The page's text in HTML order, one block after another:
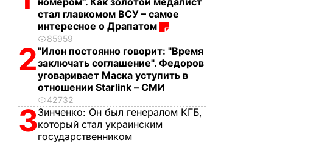
стал главкомом ВСУ – самое
интересное о Драпатом
85959
2"Илон постоянно говорит: "Время
заключать соглашение". Федоров
уговаривает Маска уступить в
отношении Starlink – СМИ
42732
3Зинченко: Он был генералом КГБ,
который стал украинским
государственником